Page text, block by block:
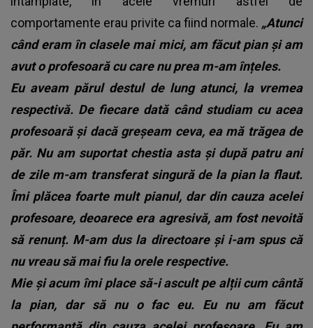
comportamente erau privite ca fiind normale. „Atunci
când eram în clasele mai mici, am făcut pian și am
avut o profesoară cu care nu prea m-am înțeles.
Eu aveam părul destul de lung atunci, la vremea
respectivă. De fiecare dată când studiam cu acea
profesoară și dacă greșeam ceva, ea mă trăgea de
păr. Nu am suportat chestia asta și după patru ani
de zile m-am transferat singură de la pian la flaut.
Îmi plăcea foarte mult pianul, dar din cauza acelei
profesoare, deoarece era agresivă, am fost nevoită
să renunț. M-am dus la directoare și i-am spus că
nu vreau să mai fiu la orele respective.
Mie și acum îmi place să-i ascult pe alții cum cântă
la pian, dar să nu o fac eu. Eu nu am făcut